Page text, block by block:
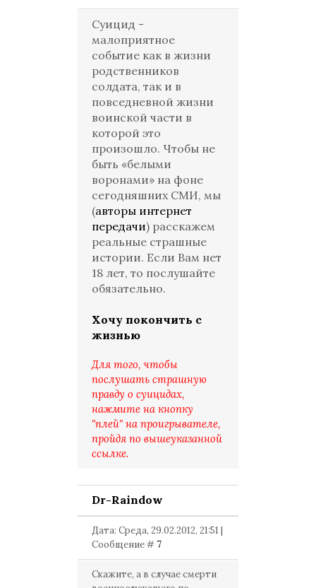
Суицид -
малоприятное
событие как в жизни
родственников
солдата, так и в
повседневной жизни
воинской части в
которой это
произошло. Чтобы не
быть «белыми
воронами» на фоне
сегодняшних СМИ, мы
(авторы интернет
передачи) расскажем
реальные страшные
истории. Если Вам нет
18 лет, то послушайте
обязательно.
Хочу покончить с
жизнью
Для того, чтобы
послушать страшную
правду о суицидах,
нажмите на кнопку
"плей" на проигрывателе,
пройдя по вышеуказанной
ссылке.
Dr-Raindow
Дата: Среда, 29.02.2012, 21:51 |
Сообщение # 7
Скажите, а в случае смерти